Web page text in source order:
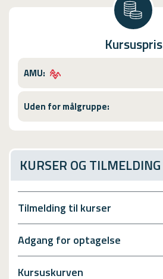
Kursuspris
AMU:
Uden for målgruppe:
KURSER OG TILMELDING
Tilmelding til kurser
Adgang for optagelse
Kursuskurven